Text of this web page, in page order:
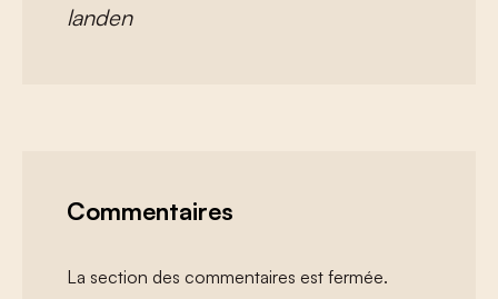
landen
Commentaires
La section des commentaires est fermée.